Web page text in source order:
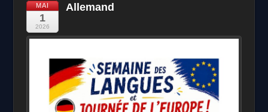
MAI
1
2026
Allemand